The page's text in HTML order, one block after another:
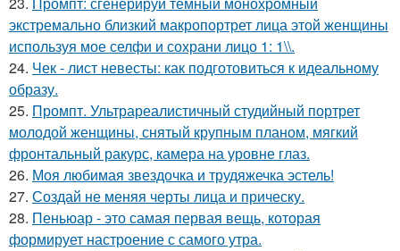
экстремально близкий макропортрет лица этой женщины
используя мое селфи и сохрани лицо 1: 1\\.
24. Чек - лист невесты: как подготовиться к идеальному
образу.
25. Промпт. Ультрареалистичный студийный портрет
молодой женщины, снятый крупным планом, мягкий
фронтальный ракурс, камера на уровне глаз.
26. Моя любимая звездочка и трудяжечка эстель!
27. Создай не меняя черты лица и прическу.
28. Пеньюар - это самая первая вещь, которая
формирует настроение с самого утра.